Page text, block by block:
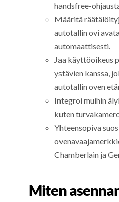
handsfree-
Määritä
autotallin ovi
automaattisesti.
Jaa käyttöoikeus
ystävien kanssa,
autotallin oven
Integroi muihin
kuten
Yhteensopiva
Chamberlain ja
Miten